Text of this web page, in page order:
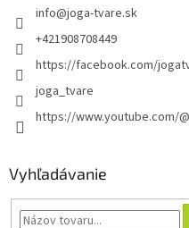
info@joga-tvare.sk
+421908708449
https://facebook.com/
joga_tvare
https://www.youtube.com/
Vyhľadávanie